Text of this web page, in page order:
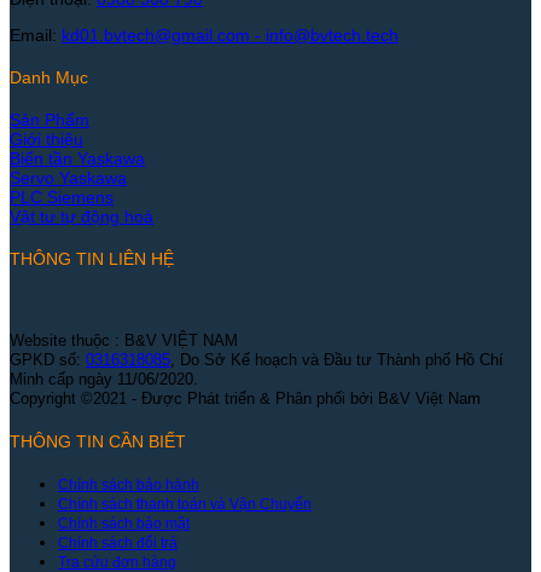
Email: kd01.bvtech@gmail.com - info@bvtech.tech
Danh Mục
Sản Phẩm
Giới thiệu
Biến tần Yaskawa
Servo Yaskawa
PLC Siemens
Vật tư tự động hoá
THÔNG TIN LIÊN HỆ
Website thuộc : B&V VIỆT NAM
GPKD số: 0316318085, Do Sở Kế hoạch và Đầu tư Thành phố Hồ Chí
Minh cấp ngày 11/06/2020.
Copyright ©2021 - Được Phát triển & Phân phối bởi B&V Việt Nam
THÔNG TIN CẦN BIẾT
Chính sách bảo hành
Chính sách thanh toán và Vận Chuyển
Chính sách bảo mật
Chính sách đổi trả
Tra cứu đơn hàng